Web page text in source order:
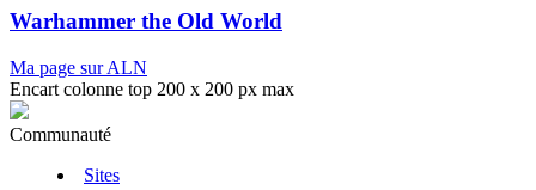
Warhammer the Old World
Ma page sur ALN
Encart colonne top 200 x 200 px max
Communauté
Sites